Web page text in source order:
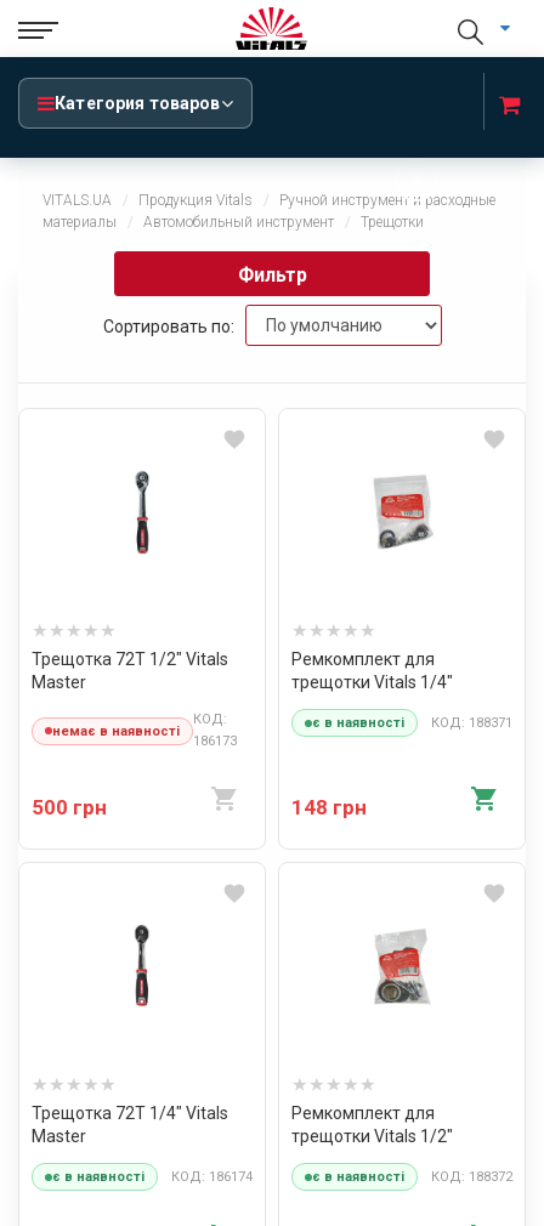
Категория товаров
VITALS.UA Продукция Vitals
Ручной инструмент и расходные
материалы
Автомобильный инструмент Трещотки
x
Фильтр
Сортировать по:
Трещотка 72T 1/2″ Vitals
Master
немає в наявності
КОД:
186173
500 грн
Ремкомплект для
трещотки Vitals 1/4″
є в наявності КОД: 188371
148 грн
Трещотка 72T 1/4″ Vitals
Master
є в наявності КОД: 186174
Ремкомплект для
трещотки Vitals 1/2″
є в наявності КОД: 188372